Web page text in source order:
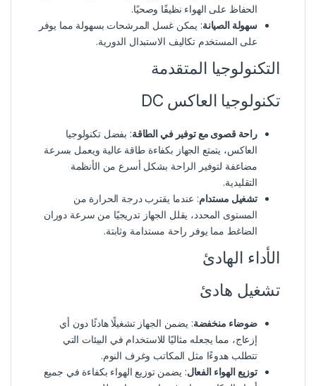
الحفاظ على الهواء نظيفًا وصحيًا.
سهولة الصيانة: يمكن غسل المرشحات بسهولة مما يوفر
على المستخدم تكاليف الاستبدال الدورية.
التكنولوجيا المتقدمة
تكنولوجيا العاكس DC
راحة قصوى مع توفير في الطاقة: بفضل تكنولوجيا
العاكس، يتمتع الجهاز بكفاءة طاقة عالية ويعمل بسرعة
مضاعفة لتوفير الراحة بشكل أسرع من الأنظمة
التقليدية.
تشغيل مستدام: عندما يقترب درجة الحرارة من
المستوى المحدد، يقلل الجهاز تدريجيًا من سرعة دوران
الضاغط مما يوفر راحة مستدامة وثابتة.
الأداء الهادئ
تشغيل هادئ
ضوضاء منخفضة: يضمن الجهاز تشغيلًا هادئًا دون أي
إزعاج، مما يجعله مثاليًا للاستخدام في البيئات التي
تتطلب هدوءًا مثل المكاتب وغرف النوم.
توزيع الهواء الفعال: يضمن توزيع الهواء بكفاءة في جميع